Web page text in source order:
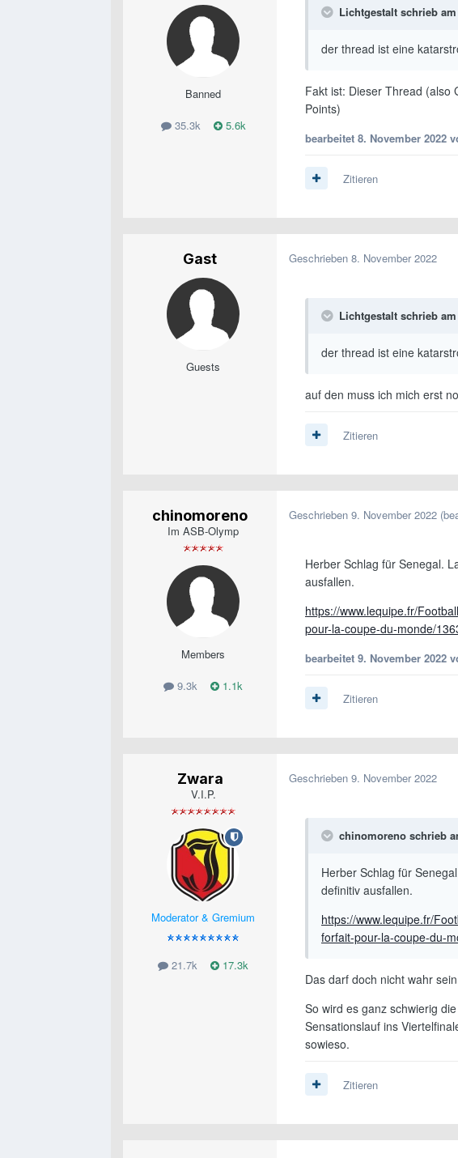
Banned
35.3k 5.6k
Lichtgestalt schrieb am
der thread ist eine
Fakt ist: Dieser Thread (also
Points)
bearbeitet 8. November 2022
Zitieren
Gast
Guests
Geschrieben 8. November 2022
Lichtgestalt schrieb am
der thread ist eine
auf den muss ich mich erst
Zitieren
chinomoreno
Im ASB-Olymp
Members
9.3k 1.1k
Geschrieben 9. November 2022
Herber Schlag für Senegal.
ausfallen.
https://www.lequipe.fr/
pour-la-coupe-du-monde/
bearbeitet 9. November 2022
Zitieren
Zwara
V.I.P.
Moderator & Gremium
21.7k 17.3k
Geschrieben 9. November 2022
chinomoreno schrieb
Herber Schlag für
definitiv ausfallen.
https://www.lequipe.fr/
forfait-pour-la-coupe-du-
Das darf doch nicht wahr
So wird es ganz schwierig
Sensationslauf ins
sowieso.
Zitieren